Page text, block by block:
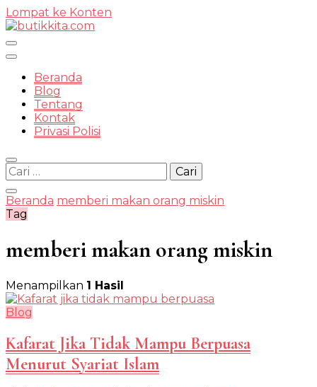
Lompat ke Konten
Beranda
Blog
Tentang
Kontak
Privasi Polisi
Cari
untuk:
Beranda memberi makan orang miskin
Tag
memberi makan orang miskin
Menampilkan 1 Hasil
Blog
Kafarat Jika Tidak Mampu Berpuasa
Menurut Syariat Islam